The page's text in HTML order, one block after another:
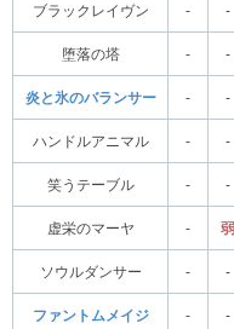
ブラックレイヴン - -
堕落の塔 - -
炎と氷のバランサー - -
ハンドルアニマル - -
笑うテーブル - -
虚栄のマーヤ - 弱
ソウルダンサー - -
ファントムメイジ - -